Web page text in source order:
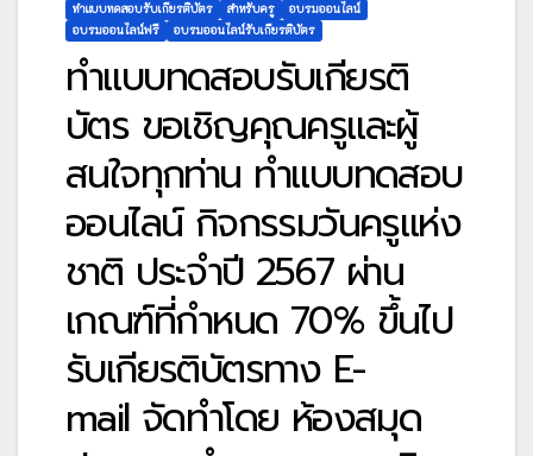
ทำแบบทดสอบรับเกียรติบัตร สำหรับครู
อบรมออนไลน์
อบรมออนไลน์ฟรี
อบรมออนไลน์รับเกียรติบัตร
ทำแบบทดสอบรับเกียรติ
บัตร ขอเชิญคุณครูและผู้
สนใจทุกท่าน ทำแบบทดสอบ
ออนไลน์ กิจกรรมวันครูแห่ง
ชาติ ประจำปี 2567 ผ่าน
เกณฑ์ที่กำหนด 70% ขึ้นไป
รับเกียรติบัตรทาง E-
mail จัดทำโดย ห้องสมุด